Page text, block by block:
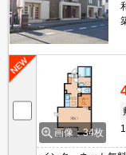
画像：34枚